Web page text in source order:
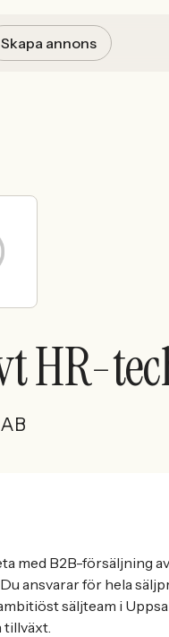
Skapa annons
HR-
med B2B-försäljning
ansvarar för hela
säljteam i
tillväxt.